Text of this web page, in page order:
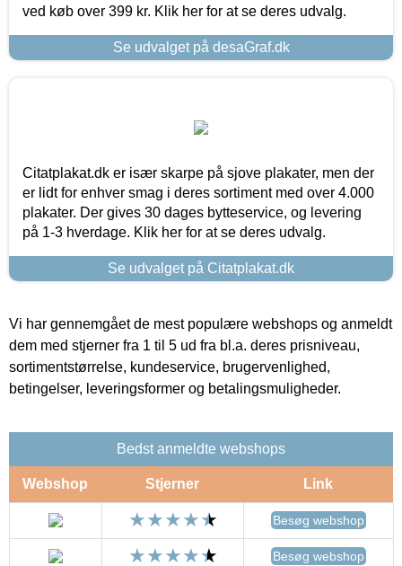
ved køb over 399 kr. Klik her for at se deres udvalg.
Se udvalget på desaGraf.dk
Citatplakat.dk er især skarpe på sjove plakater, men der
er lidt for enhver smag i deres sortiment med over 4.000
plakater. Der gives 30 dages bytteservice, og levering
på 1-3 hverdage. Klik her for at se deres udvalg.
Se udvalget på Citatplakat.dk
Vi har gennemgået de mest populære webshops og anmeldt
dem med stjerner fra 1 til 5 ud fra bl.a. deres prisniveau,
sortimentstørrelse, kundeservice, brugervenlighed,
betingelser, leveringsformer og betalingsmuligheder.
Bedst anmeldte webshops
Webshop Stjerner Link
Besøg webshop
Besøg webshop